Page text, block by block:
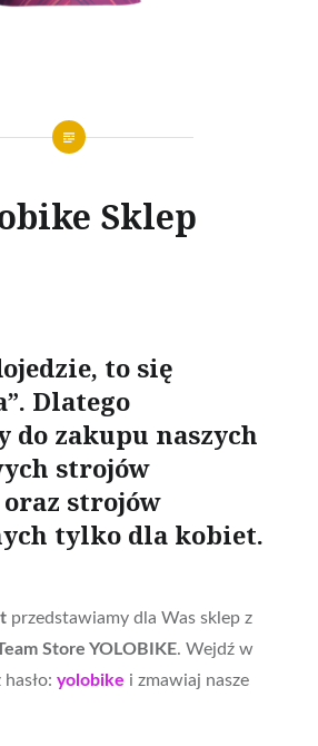
Sklep
to się
Dlatego
do zakupu naszych
strojów
strojów
tylko dla kobiet.
przedstawiamy dla Was sklep z
Store YOLOBIKE. Wejdź w
yolobike i zmawiaj nasze